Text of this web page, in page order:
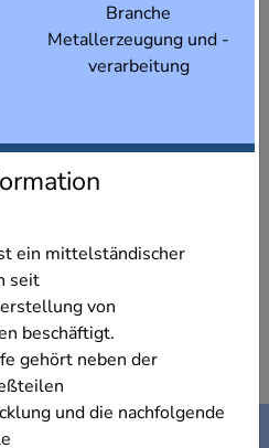
Branche
Metallerzeugung und -
verarbeitung
ein mittelständischer
seit
von
beschäftigt.
gehört neben der
und die nachfolgende